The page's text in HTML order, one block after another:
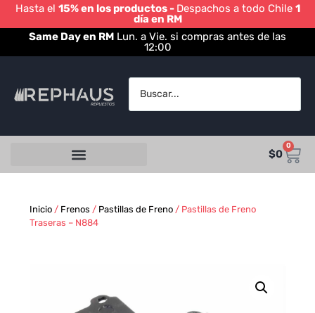
Hasta el 15% en los productos - Despachos a todo Chile 1
día en RM
Same Day en RM Lun. a Vie. si compras antes de las
12:00
$0
0
Inicio / Frenos / Pastillas de Freno / Pastillas de Freno
Traseras – N884